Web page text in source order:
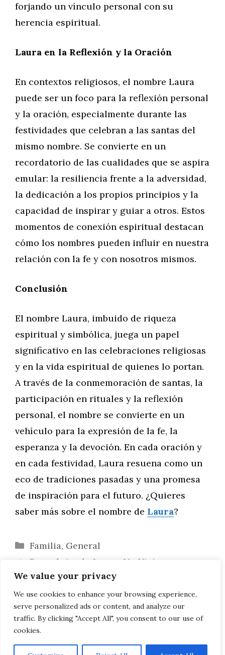
We value your privacy
We use cookies to enhance your browsing experience,
serve personalized ads or content, and analyze our
traffic. By clicking "Accept All", you consent to our use of
cookies.
forjando un vínculo personal con su
herencia espiritual.
Laura en la Reflexión y la Oración
En contextos religiosos, el nombre Laura
puede ser un foco para la reflexión personal
y la oración, especialmente durante las
festividades que celebran a las santas del
mismo nombre. Se convierte en un
recordatorio de las cualidades que se aspira
emular: la resiliencia frente a la adversidad,
la dedicación a los propios principios y la
capacidad de inspirar y guiar a otros. Estos
momentos de conexión espiritual destacan
cómo los nombres pueden influir en nuestra
relación con la fe y con nosotros mismos.
Conclusión
El nombre Laura, imbuido de riqueza
espiritual y simbólica, juega un papel
significativo en las celebraciones religiosas
y en la vida espiritual de quienes lo portan.
A través de la conmemoración de santas, la
participación en rituales y la reflexión
personal, el nombre se convierte en un
vehículo para la expresión de la fe, la
esperanza y la devoción. En cada oración y
en cada festividad, Laura resuena como un
eco de tradiciones pasadas y una promesa
de inspiración para el futuro. ¿Quieres
saber más sobre el nombre de Laura?
Categorías
Familia, General
Descubriendo Laura: Un Viaje por
Ciudades y Pueblos Globales
Laura: Un Nombre Viajero en las
Tradiciones Culturales Globales